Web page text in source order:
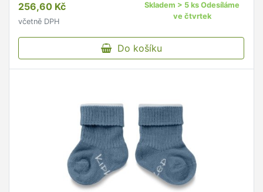
256,60 Kč
včetně DPH
Skladem > 5 ks Odesíláme
ve čtvrtek
Do košíku